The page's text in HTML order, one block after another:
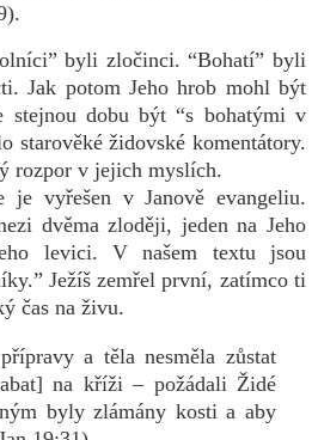
byli zločinci. “Bohatí” byli
Jak potom Jeho hrob mohl být
stejnou dobu být “s bohatými v
starověké židovské komentátory.
rozpor v jejich myslích.
je vyřešen v Janově evangeliu.
dvěma zloději, jeden na Jeho
levici. V našem textu jsou
Ježíš zemřel první, zatímco ti
čas na živu.
a těla nesměla zůstat
na kříži – požádali Židé
byly zlámány kosti a aby